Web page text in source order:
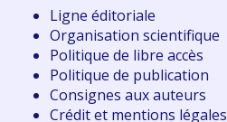
Ligne éditoriale
Organisation scientifique
Politique de libre accès
Politique de publication
Consignes aux auteurs
Crédit et mentions légales